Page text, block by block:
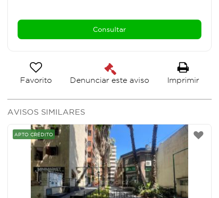
Favorito Denunciar este aviso Imprimir
AVISOS SIMILARES
APTO CRÉDITO